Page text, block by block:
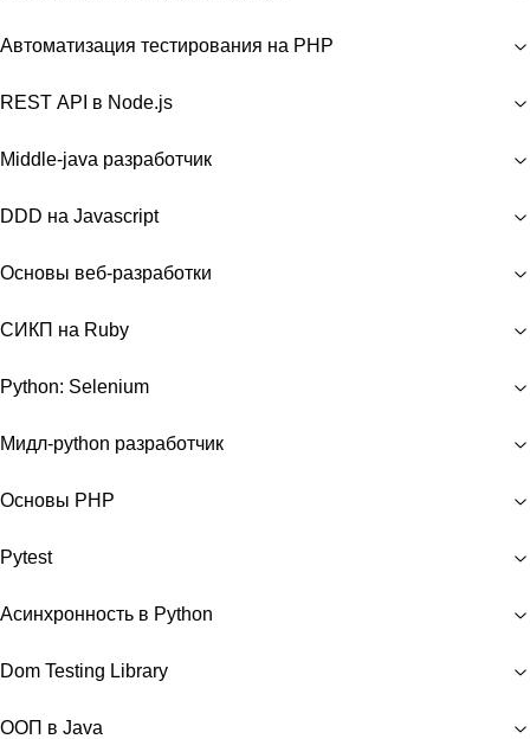
Автоматизация тестирования на PHP
REST API в Node.js
Middle-java разработчик
DDD на Javascript
Основы веб-разработки
СИКП на Ruby
Python: Selenium
Мидл-python разработчик
Основы PHP
Pytest
Асинхронность в Python
Dom Testing Library
ООП в Java